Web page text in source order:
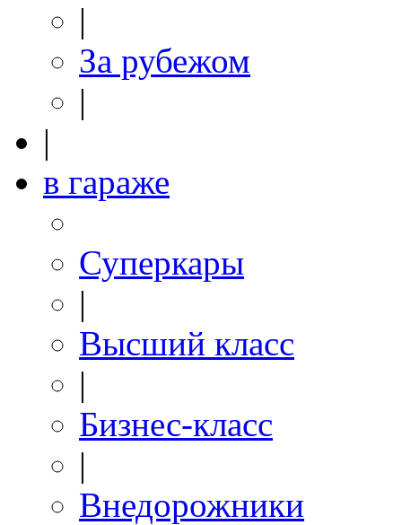
|
За рубежом
|
|
в гараже
Суперкары
|
Высший класс
|
Бизнес-класс
|
Внедорожники